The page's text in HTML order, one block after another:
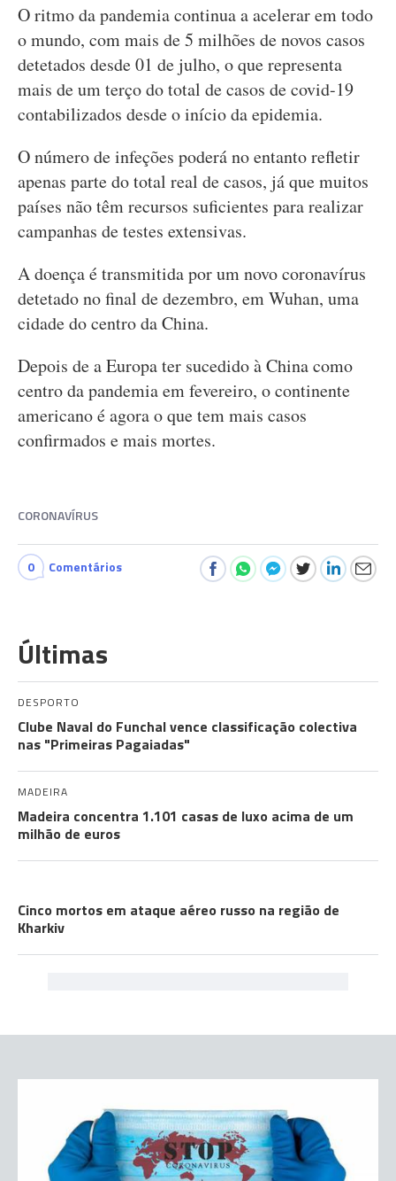
O ritmo da pandemia continua a acelerar em todo
o mundo, com mais de 5 milhões de novos casos
detetados desde 01 de julho, o que representa
mais de um terço do total de casos de covid-19
contabilizados desde o início da epidemia.
O número de infeções poderá no entanto refletir
apenas parte do total real de casos, já que muitos
países não têm recursos suficientes para realizar
campanhas de testes extensivas.
A doença é transmitida por um novo coronavírus
detetado no final de dezembro, em Wuhan, uma
cidade do centro da China.
Depois de a Europa ter sucedido à China como
centro da pandemia em fevereiro, o continente
americano é agora o que tem mais casos
confirmados e mais mortes.
CORONAVÍRUS
0 Comentários
Últimas
DESPORTO
Clube Naval do Funchal vence classificação colectiva
nas "Primeiras Pagaiadas"
MADEIRA
Madeira concentra 1.101 casas de luxo acima de um
milhão de euros
Cinco mortos em ataque aéreo russo na região de
Kharkiv